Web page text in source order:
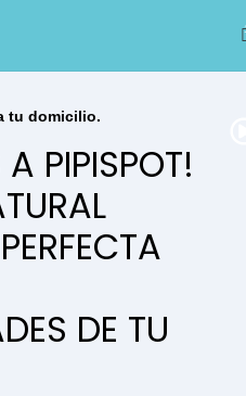
tu domicilio.
A PIPISPOT!
DE TU